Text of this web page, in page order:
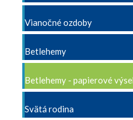
Vianočné ozdoby
Betlehemy
Betlehemy - papierové
Svätá rodina